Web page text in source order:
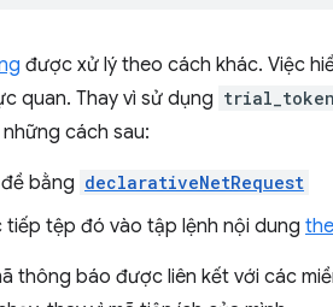
được xử lý theo cách khác. Việc
quan. Thay vì sử dụng trial_token
cách sau:
bằng declarativeNetRequest
tiếp tệp đó vào tập lệnh nội dung
thông báo được liên kết với các